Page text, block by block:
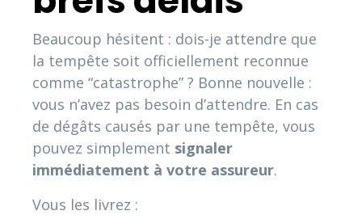
Beaucoup hésitent : dois-je attendre que
la tempête soit officiellement reconnue
comme “catastrophe” ? Bonne nouvelle :
vous n’avez pas besoin d’attendre. En cas
de dégâts causés par une tempête, vous
pouvez simplement signaler
immédiatement à votre assureur.
Vous les livrez :